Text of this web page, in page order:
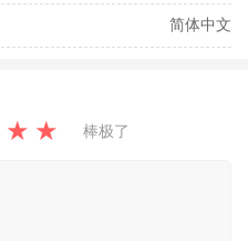
简体中文
★ ★ 棒极了